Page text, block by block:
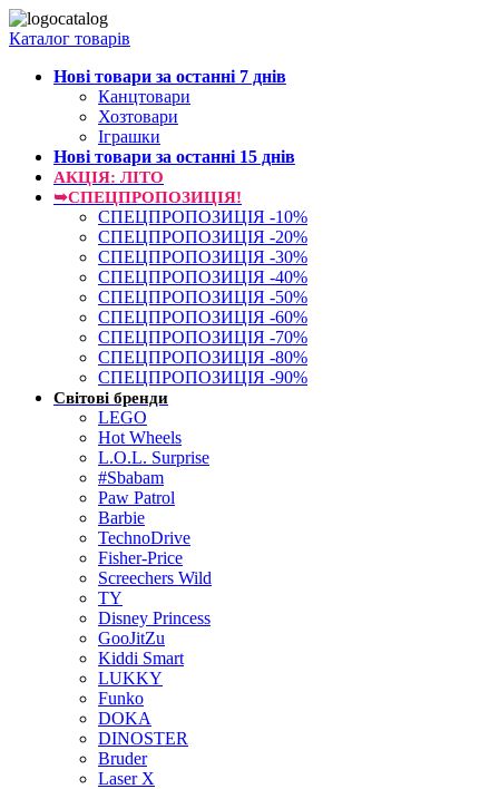
Каталог товарів
Нові товари за останнi 7 днiв
Канцтовари
Хозтовари
Іграшки
Нові товари за останнi 15 днiв
АКЦІЯ: ЛІТО
➥СПЕЦПРОПОЗИЦІЯ!
СПЕЦПРОПОЗИЦІЯ -10%
СПЕЦПРОПОЗИЦІЯ -20%
СПЕЦПРОПОЗИЦІЯ -30%
СПЕЦПРОПОЗИЦІЯ -40%
СПЕЦПРОПОЗИЦІЯ -50%
СПЕЦПРОПОЗИЦІЯ -60%
СПЕЦПРОПОЗИЦІЯ -70%
СПЕЦПРОПОЗИЦІЯ -80%
СПЕЦПРОПОЗИЦІЯ -90%
Світові бренди
LEGO
Hot Wheels
L.O.L. Surprise
#Sbabam
Paw Patrol
Barbie
TechnoDrive
Fisher-Price
Screechers Wild
TY
Disney Princess
GooJitZu
Kiddi Smart
LUKKY
Funko
DOKA
DINOSTER
Bruder
Laser X